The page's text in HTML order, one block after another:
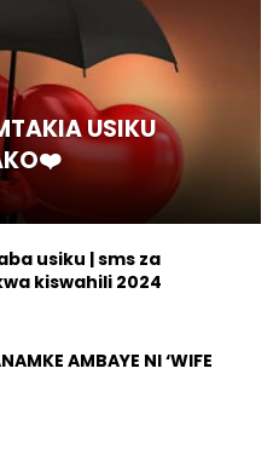
USIKU
usiku | sms za
kiswahili 2024
AMBAYE NI ‘WIFE